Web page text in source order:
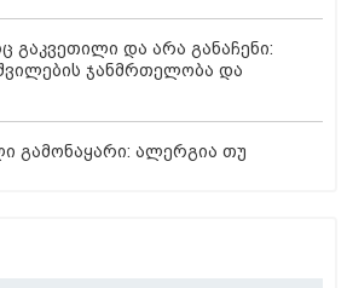
გაკვეთილი და არა განაჩენი:
ჯანმრთელობა და
გამონაყარი: ალერგია თუ